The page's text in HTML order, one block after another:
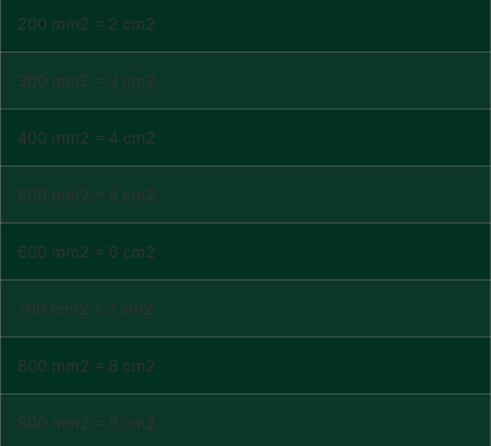
200 mm2 = 2 cm2
300 mm2 = 3 cm2
400 mm2 = 4 cm2
500 mm2 = 5 cm2
600 mm2 = 6 cm2
700 mm2 = 7 cm2
800 mm2 = 8 cm2
900 mm2 = 9 cm2